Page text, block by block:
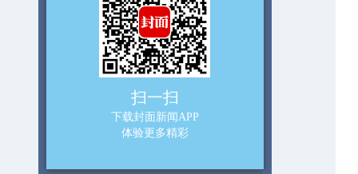
扫一扫
下载封面新闻APP
体验更多精彩